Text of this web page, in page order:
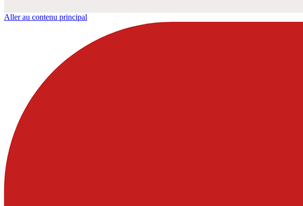
Aller au contenu principal